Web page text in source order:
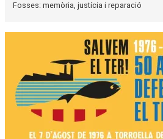
Fosses: memòria, justícia i reparació